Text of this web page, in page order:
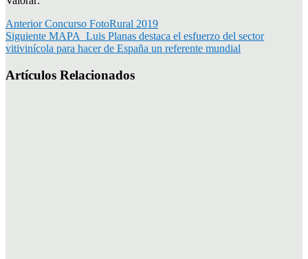
Anterior Concurso FotoRural 2019
Siguiente MAPA_Luis Planas destaca el esfuerzo del sector
vitivinícola para hacer de España un referente mundial
Artículos Relacionados